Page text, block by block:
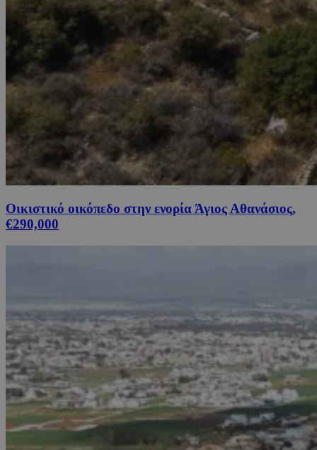
Οικιστικό οικόπεδο στην ενορία Άγιος Αθανάσιος,
€290,000